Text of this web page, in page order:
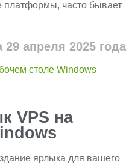
платформы, часто бывает
29 апреля 2025 года
VPS на
ярлыка для вашего